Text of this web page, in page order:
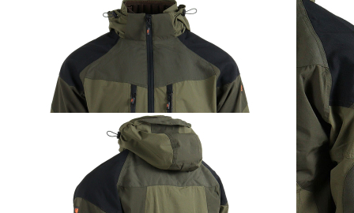
inkl. MwSt. zzgl. Versand
Ausführung
Zum Warenkorb hinzufügen
Zur Wunschliste hinzufügen